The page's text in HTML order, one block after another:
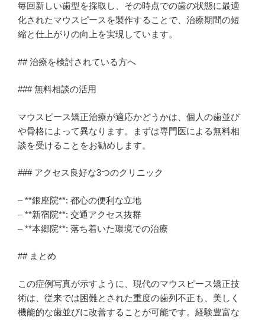
毎回新しい歯型を採取し、その時点での歯の状態に最適
化されたマウスピースを製作することで、治療期間の短
縮と仕上がりの向上を実現しています。
## 治療を検討されている方へ
### 無料相談の活用
マウスピース矯正治療が適応かどうかは、個人の歯並び
や骨格によって異なります。まずは専門医による無料相
談を受けることをお勧めします。
### アクセス良好な3つのクリニック
– **銀座院**: 都心の便利な立地
– **新宿院**: 交通アクセス抜群
– **本郷院**: 落ち着いた環境での治療
## まとめ
この症例写真が示すように、現代のマウスピース矯正技
術は、従来では困難とされた重度の歯列不正も、美しく
機能的な歯並びに改善することが可能です。経験豊富な